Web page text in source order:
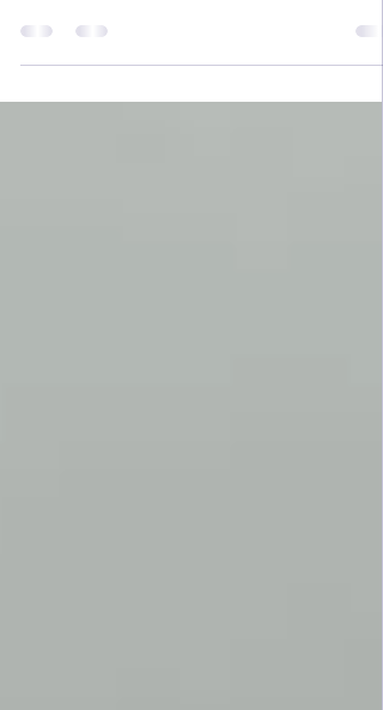
Mais impossible de s'en lasser. On ne peut pas...